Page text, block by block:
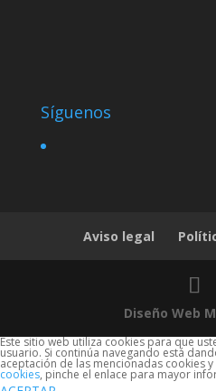
Síguenos
Aviso legal
Diseño Web
Este sitio web utiliza cookies para que
usuario. Si continúa navegando está
aceptación de las mencionadas cookies
cookies, pinche el enlace para mayor